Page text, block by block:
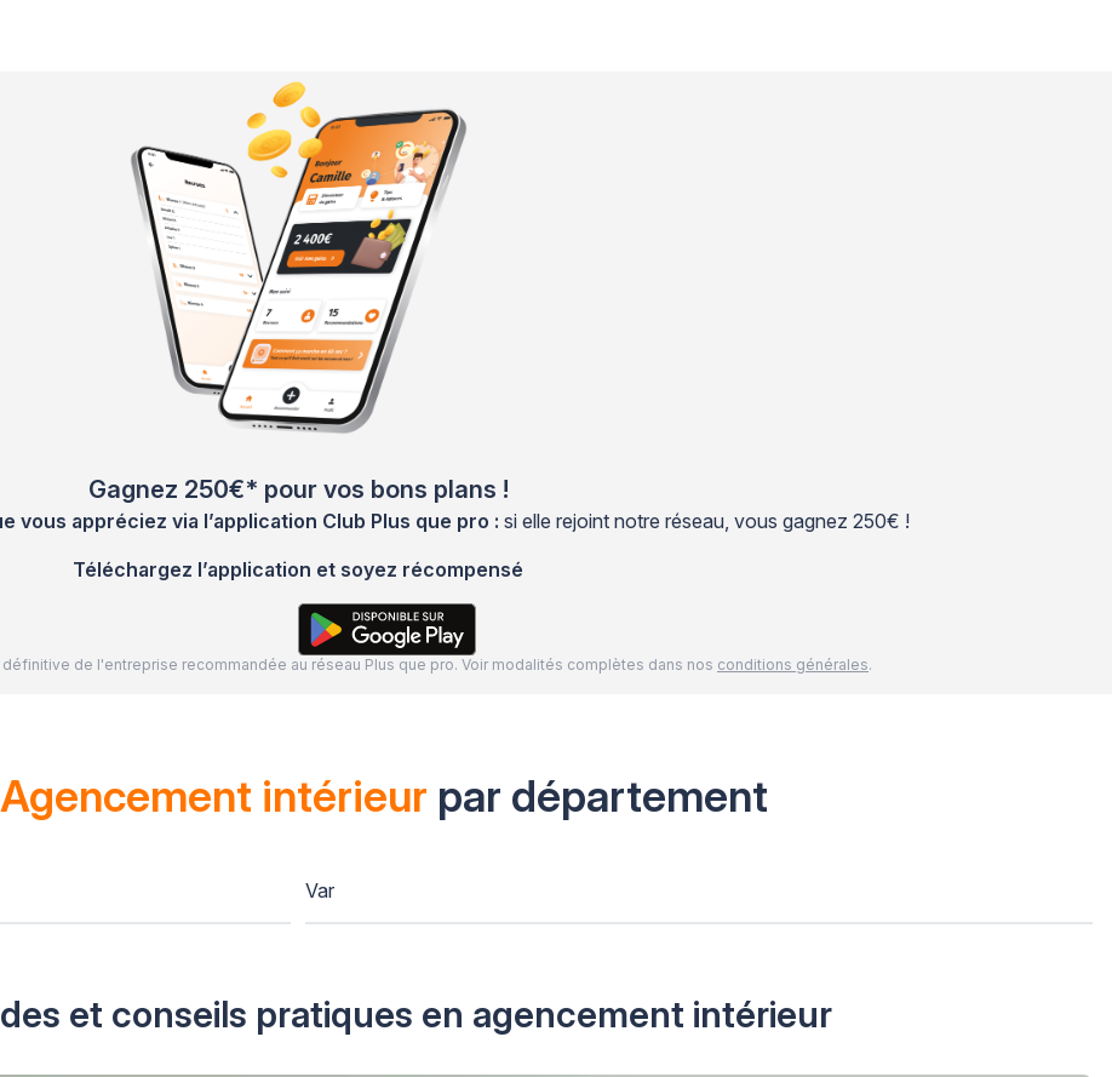
Gagnez 250€* pour vos bons plans !
vous appréciez via l’application Club Plus que pro : si elle rejoint notre réseau, vous gagnez 250€ !
Téléchargez l’application et soyez récompensé
de l'entreprise recommandée au réseau Plus que pro. Voir modalités complètes dans nos conditions générales.
Agencement intérieur par département
Var
et conseils pratiques en agencement intérieur